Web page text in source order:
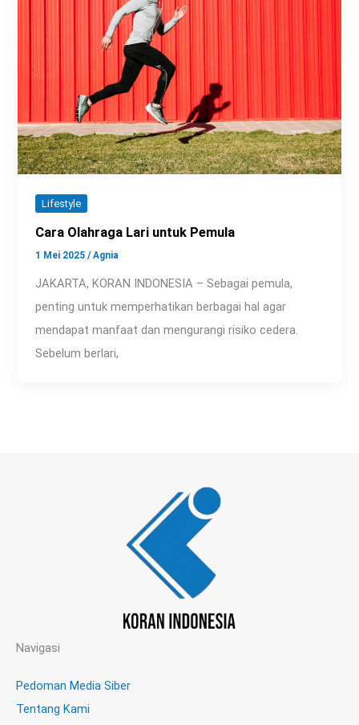
Lifestyle
Cara Olahraga Lari untuk Pemula
1 Mei 2025/Agnia
JAKARTA, KORAN INDONESIA – Sebagai pemula,
penting untuk memperhatikan berbagai hal agar
mendapat manfaat dan mengurangi risiko cedera.
Sebelum berlari,
Navigasi
Pedoman Media Siber
Tentang Kami